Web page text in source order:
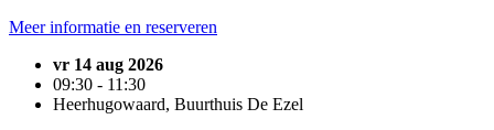
Meer informatie en reserveren
vr 14 aug 2026
09:30 - 11:30
Heerhugowaard, Buurthuis De Ezel